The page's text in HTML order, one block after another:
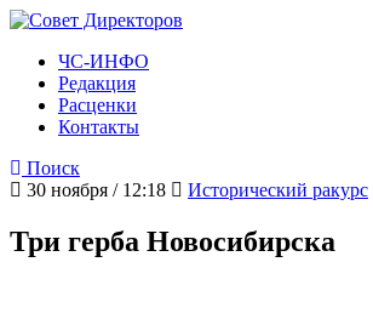
ЧС-ИНФО
Редакция
Расценки
Контакты
Поиск
30 ноября / 12:18
Исторический ракурс
Три герба Новосибирска